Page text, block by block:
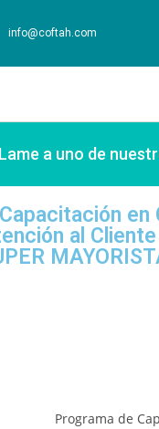
info@coftah.com
a uno de
en
al